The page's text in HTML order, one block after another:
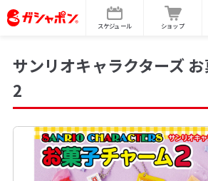
スケジュール ショップ
サンリオキャラクターズ
2